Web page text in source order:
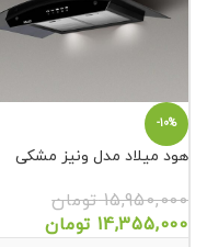
-10%
هود میلاد مدل ونیز مشکی
15,950,000 تومان
14,355,000 تومان